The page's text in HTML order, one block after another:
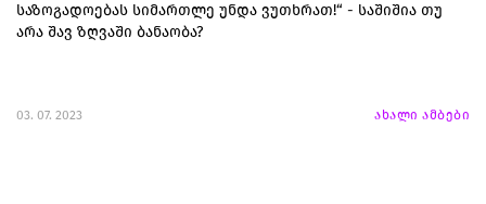
საზოგადოებას სიმართლე უნდა ვუთხრათ!“ - საშიშია თუ
არა შავ ზღვაში ბანაობა?
03. 07. 2023 ახალი ამბები